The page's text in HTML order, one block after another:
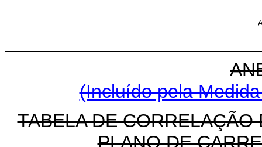
(Incluído pela
TABELA DE CORRELAÇÃO
PLANO DE